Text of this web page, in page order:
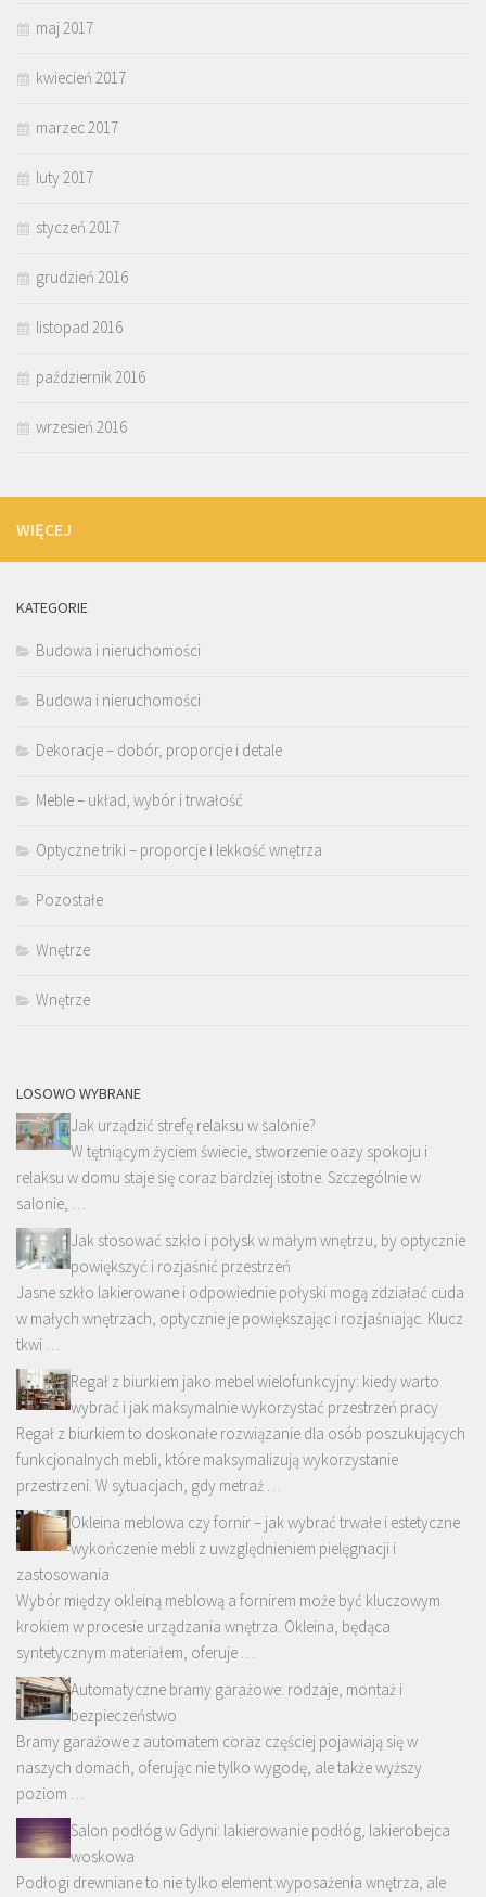
maj 2017
kwiecień 2017
marzec 2017
luty 2017
styczeń 2017
grudzień 2016
listopad 2016
październik 2016
wrzesień 2016
WIĘCEJ
KATEGORIE
Budowa i nieruchomości
Budowa i nieruchomości
Dekoracje – dobór, proporcje i detale
Meble – układ, wybór i trwałość
Optyczne triki – proporcje i lekkość wnętrza
Pozostałe
Wnętrze
Wnętrze
LOSOWO WYBRANE
Jak urządzić strefę relaksu w salonie?
W tętniącym życiem świecie, stworzenie oazy spokoju i
relaksu w domu staje się coraz bardziej istotne. Szczególnie w
salonie, …
Jak stosować szkło i połysk w małym wnętrzu, by optycznie
powiększyć i rozjaśnić przestrzeń
Jasne szkło lakierowane i odpowiednie połyski mogą zdziałać cuda
w małych wnętrzach, optycznie je powiększając i rozjaśniając. Klucz
tkwi …
Regał z biurkiem jako mebel wielofunkcyjny: kiedy warto
wybrać i jak maksymalnie wykorzystać przestrzeń pracy
Regał z biurkiem to doskonałe rozwiązanie dla osób poszukujących
funkcjonalnych mebli, które maksymalizują wykorzystanie
przestrzeni. W sytuacjach, gdy metraż …
Okleina meblowa czy fornir – jak wybrać trwałe i estetyczne
wykończenie mebli z uwzględnieniem pielęgnacji i
zastosowania
Wybór między okleiną meblową a fornirem może być kluczowym
krokiem w procesie urządzania wnętrza. Okleina, będąca
syntetycznym materiałem, oferuje …
Automatyczne bramy garażowe: rodzaje, montaż i
bezpieczeństwo
Bramy garażowe z automatem coraz częściej pojawiają się w
naszych domach, oferując nie tylko wygodę, ale także wyższy
poziom …
Salon podłóg w Gdyni: lakierowanie podłóg, lakierobejca
woskowa
Podłogi drewniane to nie tylko element wyposażenia wnętrza, ale